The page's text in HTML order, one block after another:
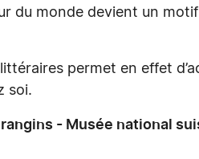
du monde devient un
permet en effet
soi.
- Musée national